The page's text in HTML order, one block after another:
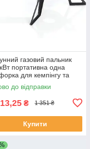
газовий пальник
портативна одна
для кемпінгу та
працює на пропані/
до відправки
₴ 1 351 ₴
Купити